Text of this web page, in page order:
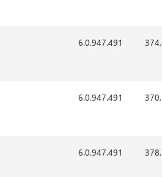
6.0.947.491
6.0.947.491
6.0.947.491